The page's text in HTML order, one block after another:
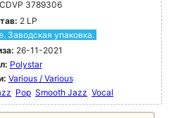
CDVP 3789306
2 LP
Заводская упаковка.
26-11-2021
Polystar
Various / Various
Pop Smooth Jazz Vocal